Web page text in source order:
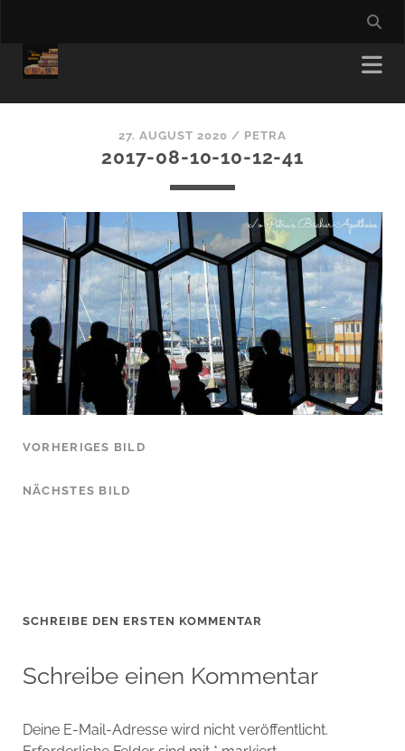
27. AUGUST 2020 / PETRA
2017-08-10-10-12-41
VORHERIGES BILD
NÄCHSTES BILD
SCHREIBE DEN ERSTEN KOMMENTAR
Schreibe einen Kommentar
Deine E-Mail-Adresse wird nicht veröffentlicht.